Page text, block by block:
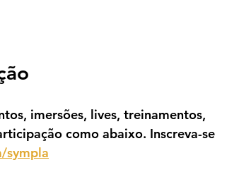
imersões, lives, treinamentos,
como abaixo. Inscreva-se
sympla